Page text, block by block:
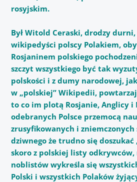
rosyjskim.
Był Witold Ceraski, drodzy
wikipedyści polscy Polakiem,
Rosjaninem polskiego
szczyt wszystkiego być tak
polskości i z dumy narodowej,
w „polskiej” Wikipedii,
to co im plotą Rosjanie, Anglicy i
odebranych Polsce przemocą
zrusyfikowanych i zniemczonych
dziwnego że trudno się doszukać
skoro z polskiej listy odkrywców,
noblistów wykreśla się
Polski i wszystkich Polaków